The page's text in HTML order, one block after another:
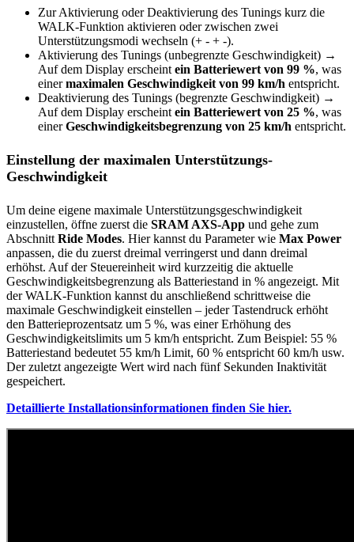
Zur Aktivierung oder Deaktivierung des Tunings kurz die
WALK-Funktion aktivieren oder zwischen zwei
Unterstützungsmodi wechseln (+ - + -).
Aktivierung des Tunings (unbegrenzte Geschwindigkeit) →
Auf dem Display erscheint ein Batteriewert von 99 %, was
einermaximalen Geschwindigkeit von 99 km/h entspricht.
Deaktivierung des Tunings (begrenzte Geschwindigkeit) →
Auf dem Display erscheint ein Batteriewert von 25 %, was
einerGeschwindigkeitsbegrenzung von 25 km/h entspricht.
Einstellung der maximalen Unterstützungs-
Geschwindigkeit
Um deine eigene maximale Unterstützungsgeschwindigkeit
einzustellen, öffne zuerst die SRAM AXS-App und gehe zum
Abschnitt Ride Modes. Hier kannst du Parameter wie Max Power
anpassen, die du zuerst dreimal verringerst und dann dreimal
erhöhst. Auf der Steuereinheit wird kurzzeitig die aktuelle
Geschwindigkeitsbegrenzung als Batteriestand in % angezeigt. Mit
der WALK-Funktion kannst du anschließend schrittweise die
maximale Geschwindigkeit einstellen – jeder Tastendruck erhöht
den Batterieprozentsatz um 5 %, was einer Erhöhung des
Geschwindigkeitslimits um 5 km/h entspricht. Zum Beispiel: 55 %
Batteriestand bedeutet 55 km/h Limit, 60 % entspricht 60 km/h usw.
Der zuletzt angezeigte Wert wird nach fünf Sekunden Inaktivität
gespeichert.
Detaillierte Installationsinformationen finden Sie hier.